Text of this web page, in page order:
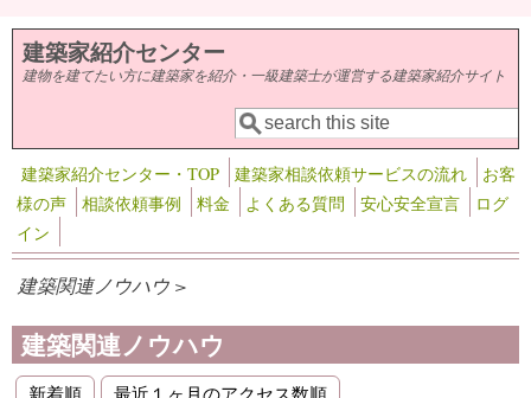
メインコンテンツに移動
建築家紹介センター
建物を建てたい方に建築家を紹介・一級建築士が運営する建築家紹介サイト
検索フォーム
検索
建築家紹介センター・TOP 建築家相談依頼サービスの流れ
お客
様の声
相談依頼事例 料金 よくある質問 安心安全宣言
ログ
イン
建築関連ノウハウ >
建築関連ノウハウ
新着順 最近１ヶ月のアクセス数順